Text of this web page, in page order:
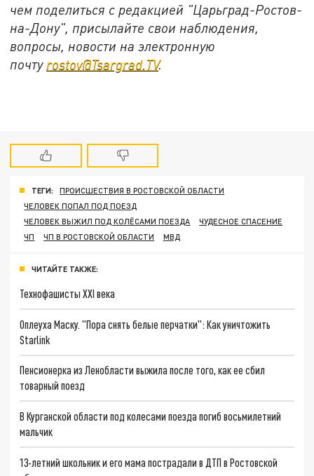
чем поделиться с редакцией "Царьград-Ростов-
на-Дону", присылайте свои наблюдения,
вопросы, новости на электронную
почту rostov@Tsargrad.TV.
ТЕГИ:
ПРОИСШЕСТВИЯ В РОСТОВСКОЙ ОБЛАСТИ
ЧЕЛОВЕК ПОПАЛ ПОД ПОЕЗД
ЧЕЛОВЕК ВЫЖИЛ ПОД КОЛЁСАМИ ПОЕЗДА
ЧУДЕСНОЕ СПАСЕНИЕ
ЧП
ЧП В РОСТОВСКОЙ ОБЛАСТИ МВД
ЧИТАЙТЕ ТАКЖЕ:
Технофашисты XXI века
Оплеуха Маску. "Пора снять белые перчатки": Как уничтожить
Starlink
Пенсионерка из Ленобласти выжила после того, как ее сбил
товарный поезд
В Курганской области под колесами поезда погиб восьмилетний
мальчик
13-летний школьник и его мама пострадали в ДТП в Ростовской